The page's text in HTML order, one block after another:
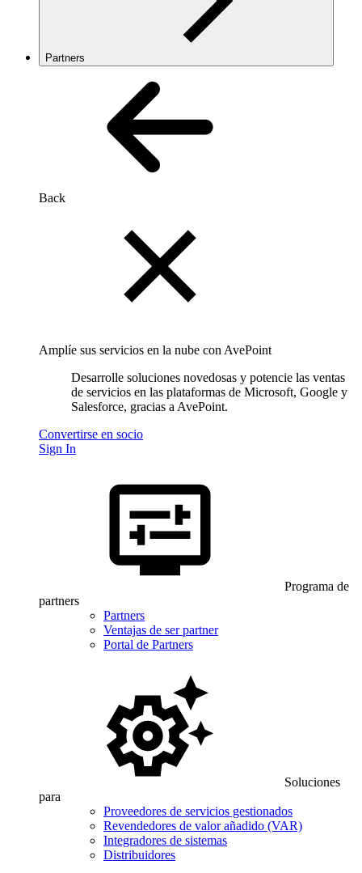
Partners
Back
Amplíe sus servicios en la nube con AvePoint
Desarrolle soluciones novedosas y potencie las ventas
de servicios en las plataformas de Microsoft, Google y
Salesforce, gracias a AvePoint.
Convertirse en socio
Sign In
Programa de
partners
Partners
Ventajas de ser partner
Portal de Partners
Soluciones
para
Proveedores de servicios gestionados
Revendedores de valor añadido (VAR)
Integradores de sistemas
Distribuidores